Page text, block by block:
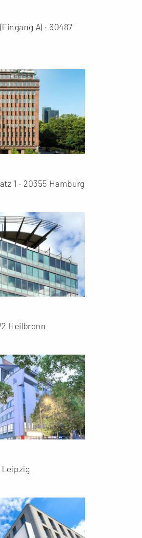
A) · 60487
1 · 20355 Hamburg
Heilbronn
Leipzig